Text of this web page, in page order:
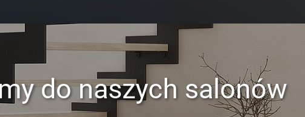
do naszych salonów